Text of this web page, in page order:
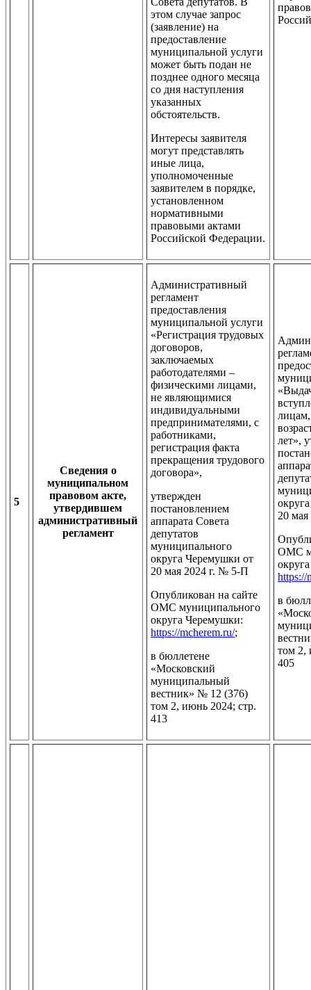
этом случае запрос
(заявление) на
предоставление
муниципальной услуги
может быть подан не
позднее одного месяца
со дня наступления
указанных
обстоятельств.
Интересы заявителя
могут представлять
иные лица,
уполномоченные
заявителем в порядке,
установленном
нормативными
правовыми актами
Российской Федерации.
5
Сведения о
муниципальном
правовом акте,
утвердившем
административный
регламент
Административный
регламент
предоставления
муниципальной услуги
«Регистрация трудовых
договоров,
заключаемых
работодателями –
физическими лицами,
не являющимися
индивидуальными
предпринимателями, с
работниками,
регистрация факта
прекращения трудового
договора»,
утвержден
постановлением
аппарата Совета
депутатов
муниципального
округа Черемушки от
20 мая 2024 г. № 5-П
Опубликован на сайте
ОМС муниципального
округа Черемушки:
https://mcherem.ru/;
в бюллетене
«Московский
муниципальный
вестник» № 12 (376)
том 2, июнь 2024; стр.
413
лет»,
20
ОМС
https://
в
том 2,
405